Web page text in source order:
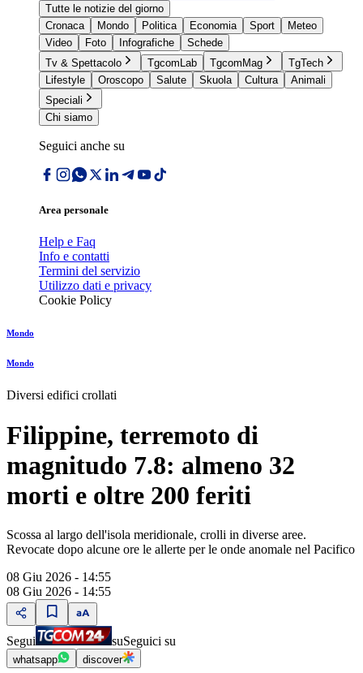
Tutte le notizie del giorno
Cronaca
Mondo Politica Economia Sport
Meteo
Video
Foto Infografiche
Schede
Tv & Spettacolo
TgcomLab TgcomMag
TgTech
Lifestyle
Oroscopo Salute Skuola Cultura
Animali
Speciali
Chi siamo
Seguici anche su
Area personale
Help e Faq
Info e contatti
Termini del servizio
Utilizzo dati e privacy
Cookie Policy
Mondo
Mondo
Diversi edifici crollati
Filippine, terremoto di
magnitudo 7.8: almeno 32
morti e oltre 200 feriti
Scossa al largo dell'isola meridionale, crolli in diverse aree.
Revocate dopo alcune ore le allerte per le onde anomale nel Pacifico
08 Giu 2026 - 14:55
08 Giu 2026 - 14:55
Segui suSeguici su
whatsapp discover